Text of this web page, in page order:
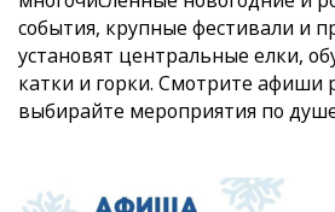
события, крупные фестивали и
установят центральные елки,
катки и горки. Смотрите афиши
выбирайте мероприятия по